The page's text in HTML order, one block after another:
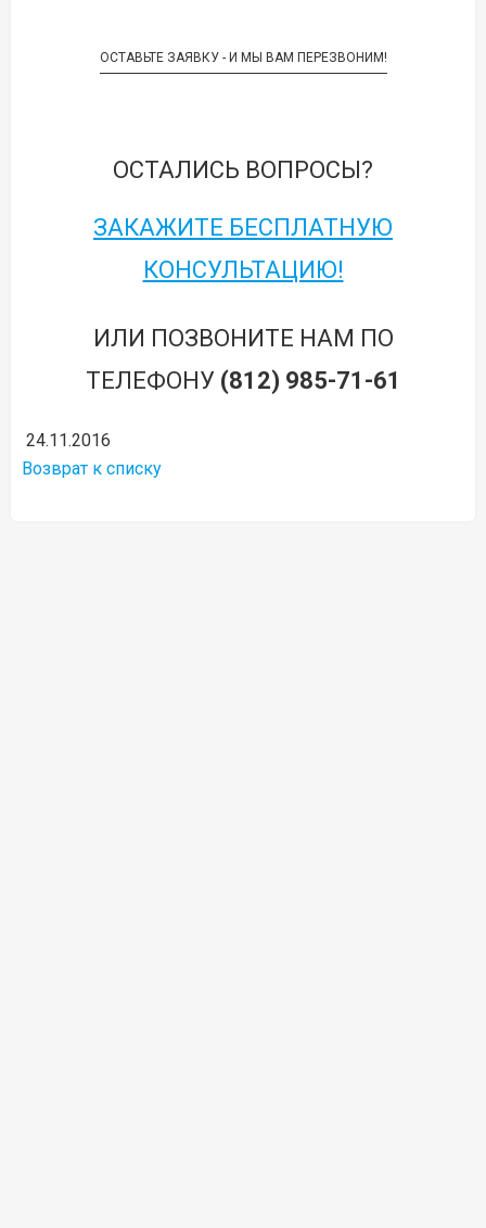
ОСТАВЬТЕ ЗАЯВКУ - И МЫ ВАМ ПЕРЕЗВОНИМ!
ОСТАЛИСЬ ВОПРОСЫ?
ЗАКАЖИТЕ БЕСПЛАТНУЮ
КОНСУЛЬТАЦИЮ!
ИЛИ ПОЗВОНИТЕ НАМ ПО
ТЕЛЕФОНУ (812) 985-71-61
24.11.2016
Возврат к списку